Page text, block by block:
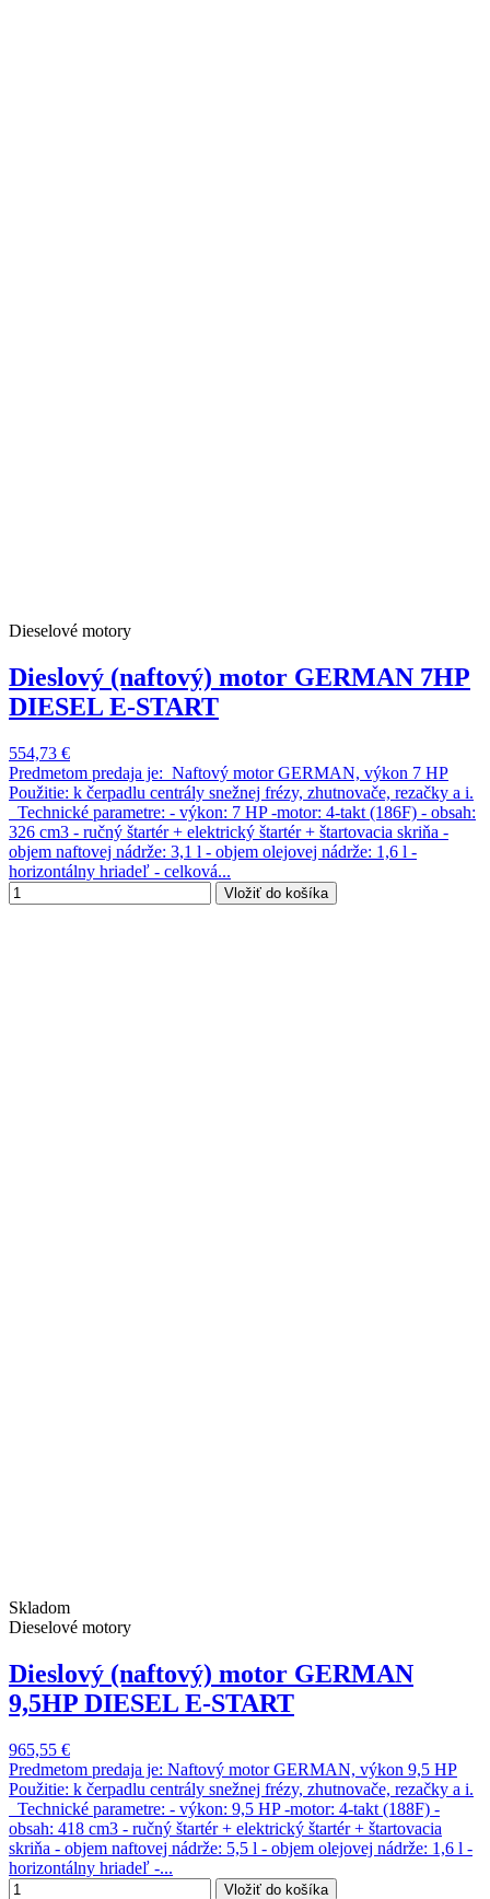
Dieselové motory
Dieslový (naftový) motor GERMAN 7HP
DIESEL E-START
554,73 €
Predmetom predaja je: Naftový motor GERMAN, výkon 7 HP
Použitie: k čerpadlu centrály snežnej frézy, zhutnovače, rezačky a i.
Technické parametre: - výkon: 7 HP -motor: 4-takt (186F) - obsah:
326 cm3 - ručný štartér + elektrický štartér + štartovacia skriňa -
objem naftovej nádrže: 3,1 l - objem olejovej nádrže: 1,6 l -
horizontálny hriadeľ - celková...
Vložiť do košíka
Skladom
Dieselové motory
Dieslový (naftový) motor GERMAN
9,5HP DIESEL E-START
965,55 €
Predmetom predaja je: Naftový motor GERMAN, výkon 9,5 HP
Použitie: k čerpadlu centrály snežnej frézy, zhutnovače, rezačky a i.
Technické parametre: - výkon: 9,5 HP -motor: 4-takt (188F) -
obsah: 418 cm3 - ručný štartér + elektrický štartér + štartovacia
skriňa - objem naftovej nádrže: 5,5 l - objem olejovej nádrže: 1,6 l -
horizontálny hriadeľ -...
Vložiť do košíka